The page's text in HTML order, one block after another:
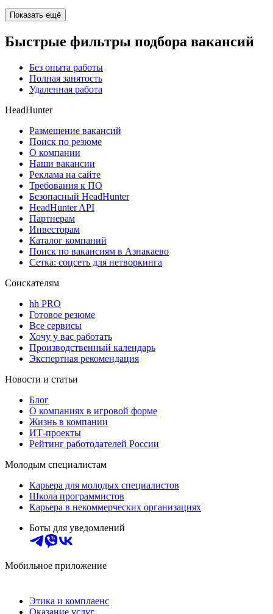
Показать ещё
Быстрые фильтры подбора вакансий
Без опыта работы
Полная занятость
Удаленная работа
HeadHunter
Размещение вакансий
Поиск по резюме
О компании
Наши вакансии
Реклама на сайте
Требования к ПО
Безопасный HeadHunter
HeadHunter API
Партнерам
Инвесторам
Каталог компаний
Поиск по вакансиям в Азнакаево
Сетка: соцсеть для нетворкинга
Соискателям
hh PRO
Готовое резюме
Все сервисы
Хочу у вас работать
Производственный календарь
Экспертная рекомендация
Новости и статьи
Блог
О компаниях в игровой форме
Жизнь в компании
ИТ-проекты
Рейтинг работодателей России
Молодым специалистам
Карьера для молодых специалистов
Школа программистов
Карьера в некоммерческих организациях
Боты для уведомлений
Мобильное приложение
Этика и комплаенс
Оказание услуг